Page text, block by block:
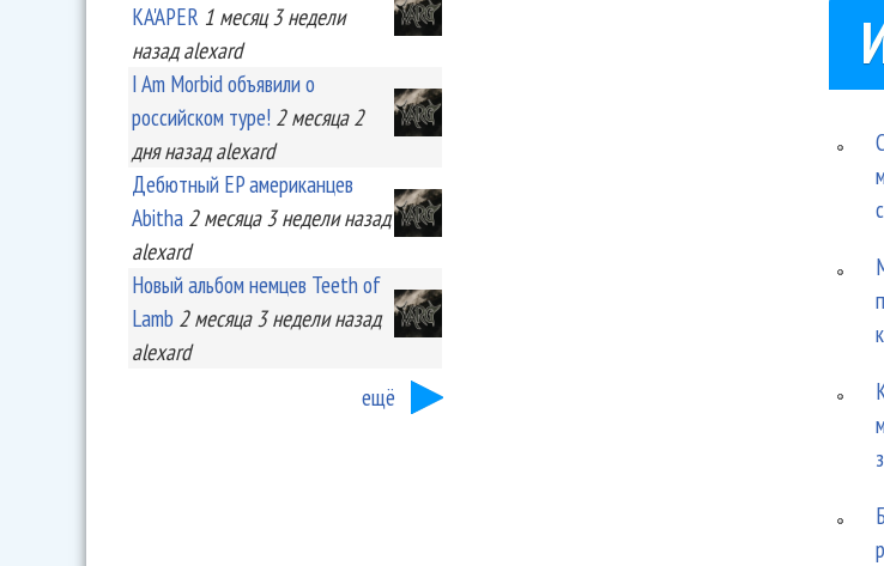
KA'APER 1 месяц 3 недели
назад alexard
I Am Morbid объявили о
российском туре! 2 месяца 2
дняназад alexard
Дебютный EP американцев
Abitha 2 месяца 3 неделиназад
alexard
Новый альбом немцев Teeth of
Lamb 2 месяца 3 неделиназад
alexard
ещё